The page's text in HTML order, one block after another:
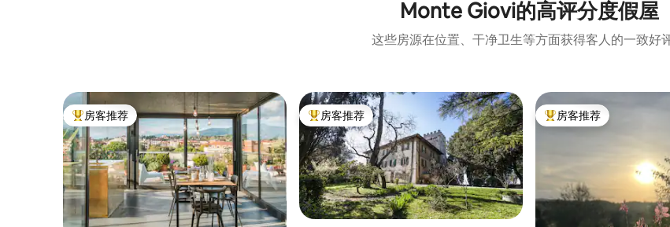
Monte Giovi的高评分度假屋
这些房源在位置、干净卫生等方面获得客人的一致好评
热门「房客推荐」
房客推荐 热门「房客推荐」
房客推荐 热门「房客推荐」
房客推荐